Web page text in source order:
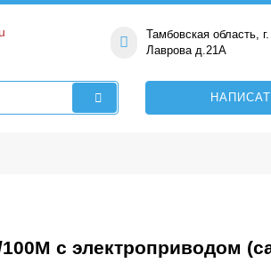
Тамбовская область,
Лаврова д.21А
с электроприводом